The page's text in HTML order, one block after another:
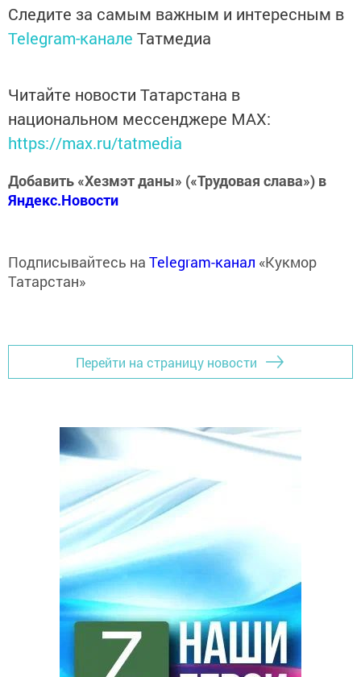
Следите за самым важным и интересным в
Telegram-канале Татмедиа
Читайте новости Татарстана в
национальном мессенджере MАХ:
https://max.ru/tatmedia
Добавить «Хезмэт даны» («Трудовая слава») в
Яндекс.Новости
Подписывайтесь на Telegram-канал «Кукмор
Татарстан»
Перейти на страницу новости